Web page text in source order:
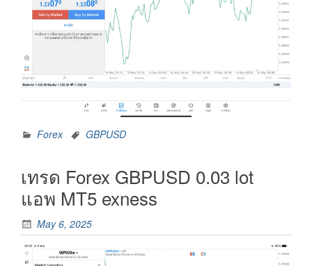
Forex GBPUSD
เทรด Forex GBPUSD 0.03 lot
แอพ MT5 exness
May 6, 2025